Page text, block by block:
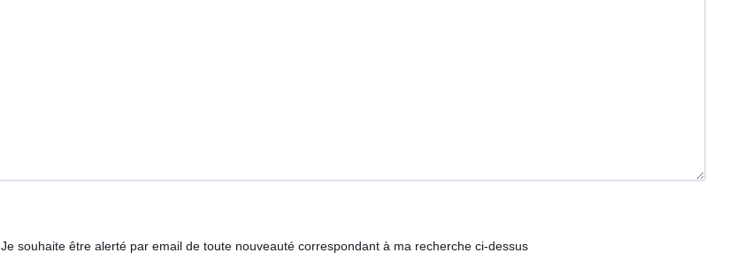
Je souhaite être alerté par email de toute nouveauté correspondant à ma recherche ci-dessus